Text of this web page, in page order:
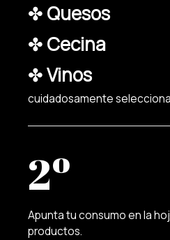
✤Quesos
✤Cecina
✤Vinos
cuidadosamente
2º
Apunta tu consumo en la
productos.